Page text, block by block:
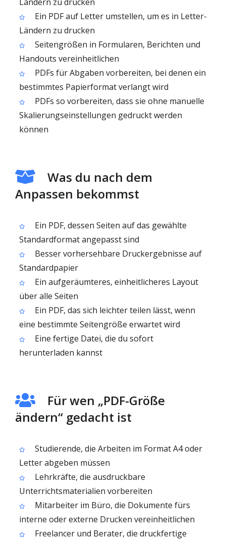
Ein PDF auf Letter umstellen, um es in Letter-
Ländern zu drucken
Seitengrößen in Formularen, Berichten und
Handouts vereinheitlichen
PDFs für Abgaben vorbereiten, bei denen ein
bestimmtes Papierformat verlangt wird
PDFs so vorbereiten, dass sie ohne manuelle
Skalierungseinstellungen gedruckt werden
können
Was du nach dem
Anpassen bekommst
Ein PDF, dessen Seiten auf das gewählte
Standardformat angepasst sind
Besser vorhersehbare Druckergebnisse auf
Standardpapier
Ein aufgeräumteres, einheitlicheres Layout
über alle Seiten
Ein PDF, das sich leichter teilen lässt, wenn
eine bestimmte Seitengröße erwartet wird
Eine fertige Datei, die du sofort
herunterladen kannst
Für wen „PDF-Größe
ändern“ gedacht ist
Studierende, die Arbeiten im Format A4 oder
Letter abgeben müssen
Lehrkräfte, die ausdruckbare
Unterrichtsmaterialien vorbereiten
Mitarbeiter im Büro, die Dokumente fürs
interne oder externe Drucken vereinheitlichen
Freelancer und Berater, die druckfertige